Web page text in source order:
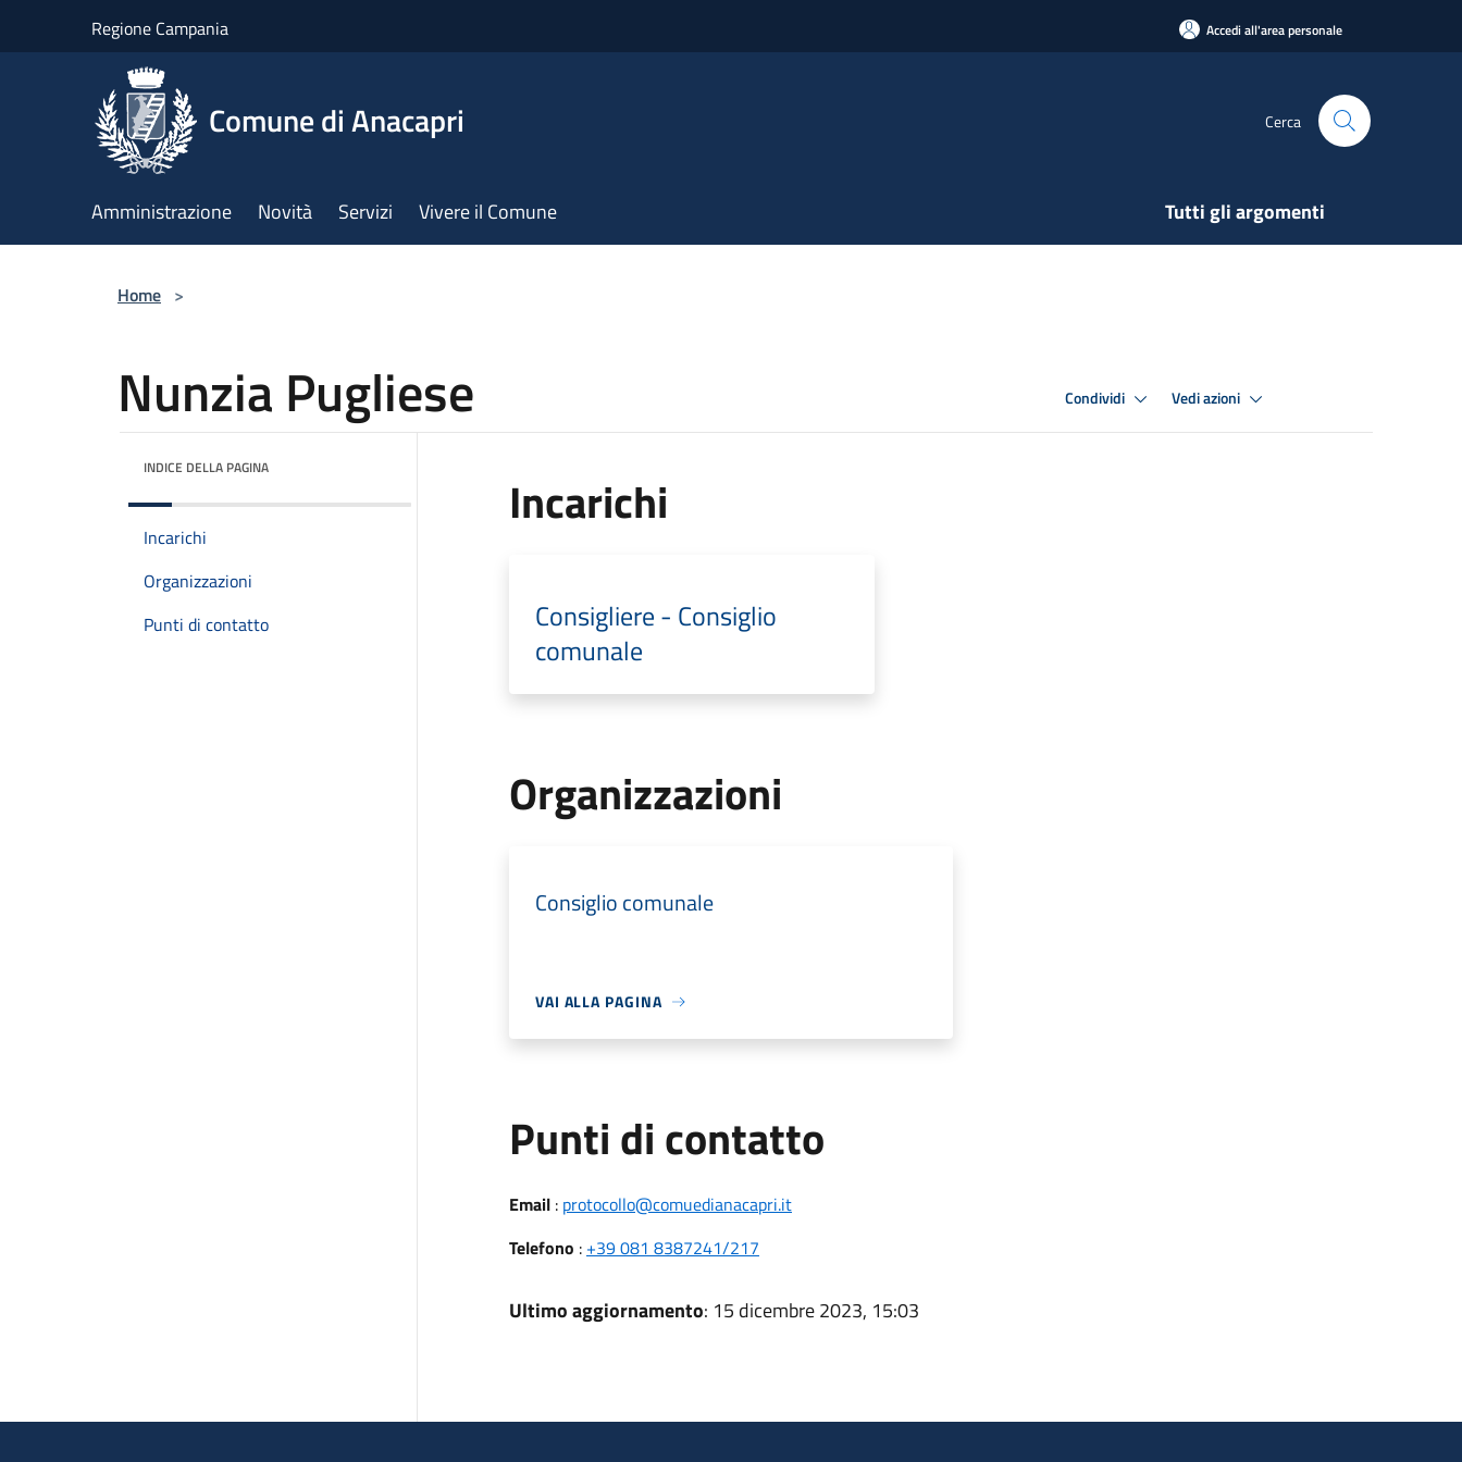
Regione Campania Accedi all'area personale
Comune di Anacapri Cerca
Amministrazione Novità Servizi Vivere il Comune Tutti gli argomenti
Home >
Nunzia Pugliese Condividi Vedi azioni
INDICE DELLA PAGINA
Incarichi
Organizzazioni
Punti di contatto
Incarichi
Consigliere - Consiglio
comunale
Organizzazioni
Consiglio comunale
VAI ALLA PAGINA
Punti di contatto
Email: protocollo@comuedianacapri.it
Telefono : +39 081 8387241/217
Ultimo aggiornamento: 15 dicembre 2023, 15:03